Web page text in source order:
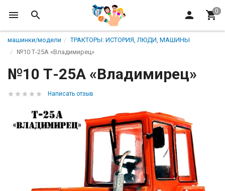
машинки/модели
ТРАКТОРЫ: ИСТОРИЯ, ЛЮДИ, МАШИНЫ
№10 Т-25А «Владимирец»
№10 Т-25А «Владимирец»
Написать отзыв